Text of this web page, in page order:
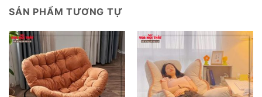
SẢN PHẨM TƯƠNG TỰ